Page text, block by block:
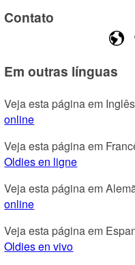
Contato
Em outras línguas
Veja esta página em
online
Veja esta página em
Oldies en ligne
Veja esta página em
online
Veja esta página em
Oldies en vivo